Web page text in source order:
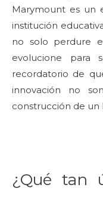
Marymount es un
institución
no solo perdure
evolucione para
recordatorio de
innovación no
construcción de un
¿Qué tan